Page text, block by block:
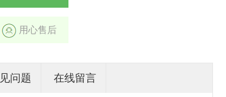
用心售后
问题 在线留言